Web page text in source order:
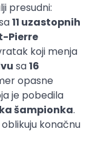
presudni:
11 uzastopnih
Pierre
koji menja
sa16
opasne
je pobedila
šampionka.
konačnu